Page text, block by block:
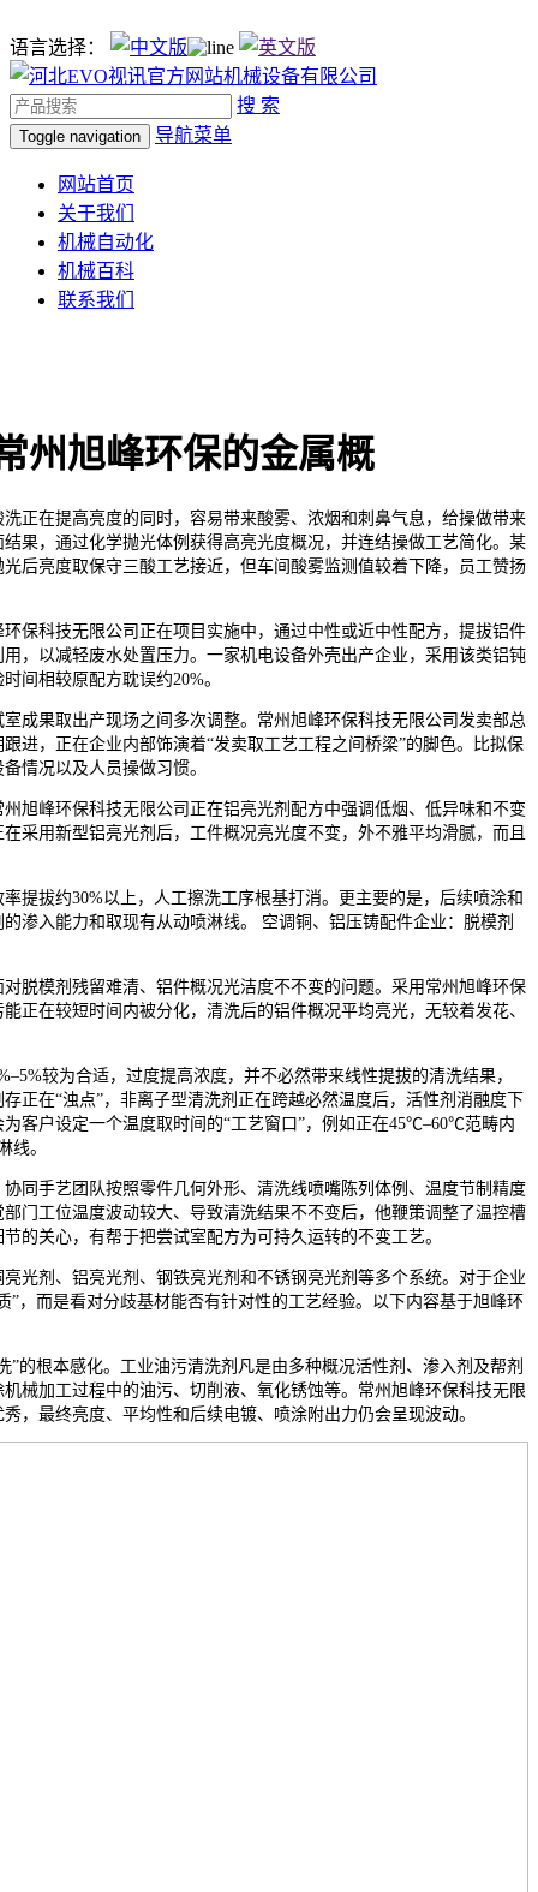
语言选择：
搜 索
Toggle navigation 导航菜单
网站首页
关于我们
机械自动化
机械百科
联系我们
州旭峰环保的金属概
在提高亮度的同时，容易带来酸雾、浓烟和刺鼻气息，给操做带来
果，通过化学抛光体例获得高亮光度概况，并连结操做工艺简化。某
后亮度取保守三酸工艺接近，但车间酸雾监测值较着下降，员工赞扬
科技无限公司正在项目实施中，通过中性或近中性配方，提拔铝件
，以减轻废水处置压力。一家机电设备外壳出产企业，采用该类铝钝
间相较原配方耽误约20%。
果取出产现场之间多次调整。常州旭峰环保科技无限公司发卖部总
进，正在企业内部饰演着“发卖取工艺工程之间桥梁”的脚色。比拟保
情况以及人员操做习惯。
峰环保科技无限公司正在铝亮光剂配方中强调低烟、低异味和不变
采用新型铝亮光剂后，工件概况亮光度不变，外不雅平均滑腻，而且
拔约30%以上，人工擦洗工序根基打消。更主要的是，后续喷涂和
渗入能力和取现有从动喷淋线。 空调铜、铝压铸配件企业：脱模剂
模剂残留难清、铝件概况光洁度不不变的问题。采用常州旭峰环保
正在较短时间内被分化，清洗后的铝件概况平均亮光，无较着发花、
较为合适，过度提高浓度，并不必然带来线性提拔的清洗结果，
正在“浊点”，非离子型清洗剂正在跨越必然温度后，活性剂消融度下
客户设定一个温度取时间的“工艺窗口”，例如正在45℃–60℃范畴内
线。
手艺团队按照零件几何外形、清洗线喷嘴陈列体例、温度节制精度
门工位温度波动较大、导致清洗结果不不变后，他鞭策调整了温控槽
的关心，有帮于把尝试室配方为可持久运转的不变工艺。
剂、铝亮光剂、钢铁亮光剂和不锈钢亮光剂等多个系统。对于企业
，而是看对分歧基材能否有针对性的工艺经验。以下内容基于旭峰环
根本感化。工业油污清洗剂凡是由多种概况活性剂、渗入剂及帮剂
械加工过程中的油污、切削液、氧化锈蚀等。常州旭峰环保科技无限
，最终亮度、平均性和后续电镀、喷涂附出力仍会呈现波动。